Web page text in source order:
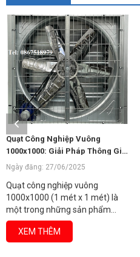
Quạt Công Nghiệp Vuông
1100x1100: Giải Pháp Thông Gió
Hiệu Quả
Ngày đăng: 27/06/2025
Quạt công nghiệp vuông
1100x1100 (kích thước 1m1 x
1m1) là một thiết bị thông gió
chuyên dụng, được thiết kế để
cung cấp lưu lượng không khí
XEM THÊM